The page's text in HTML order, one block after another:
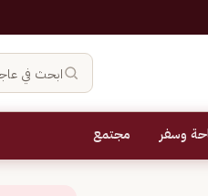
ابحث في
وسفر مجتمع